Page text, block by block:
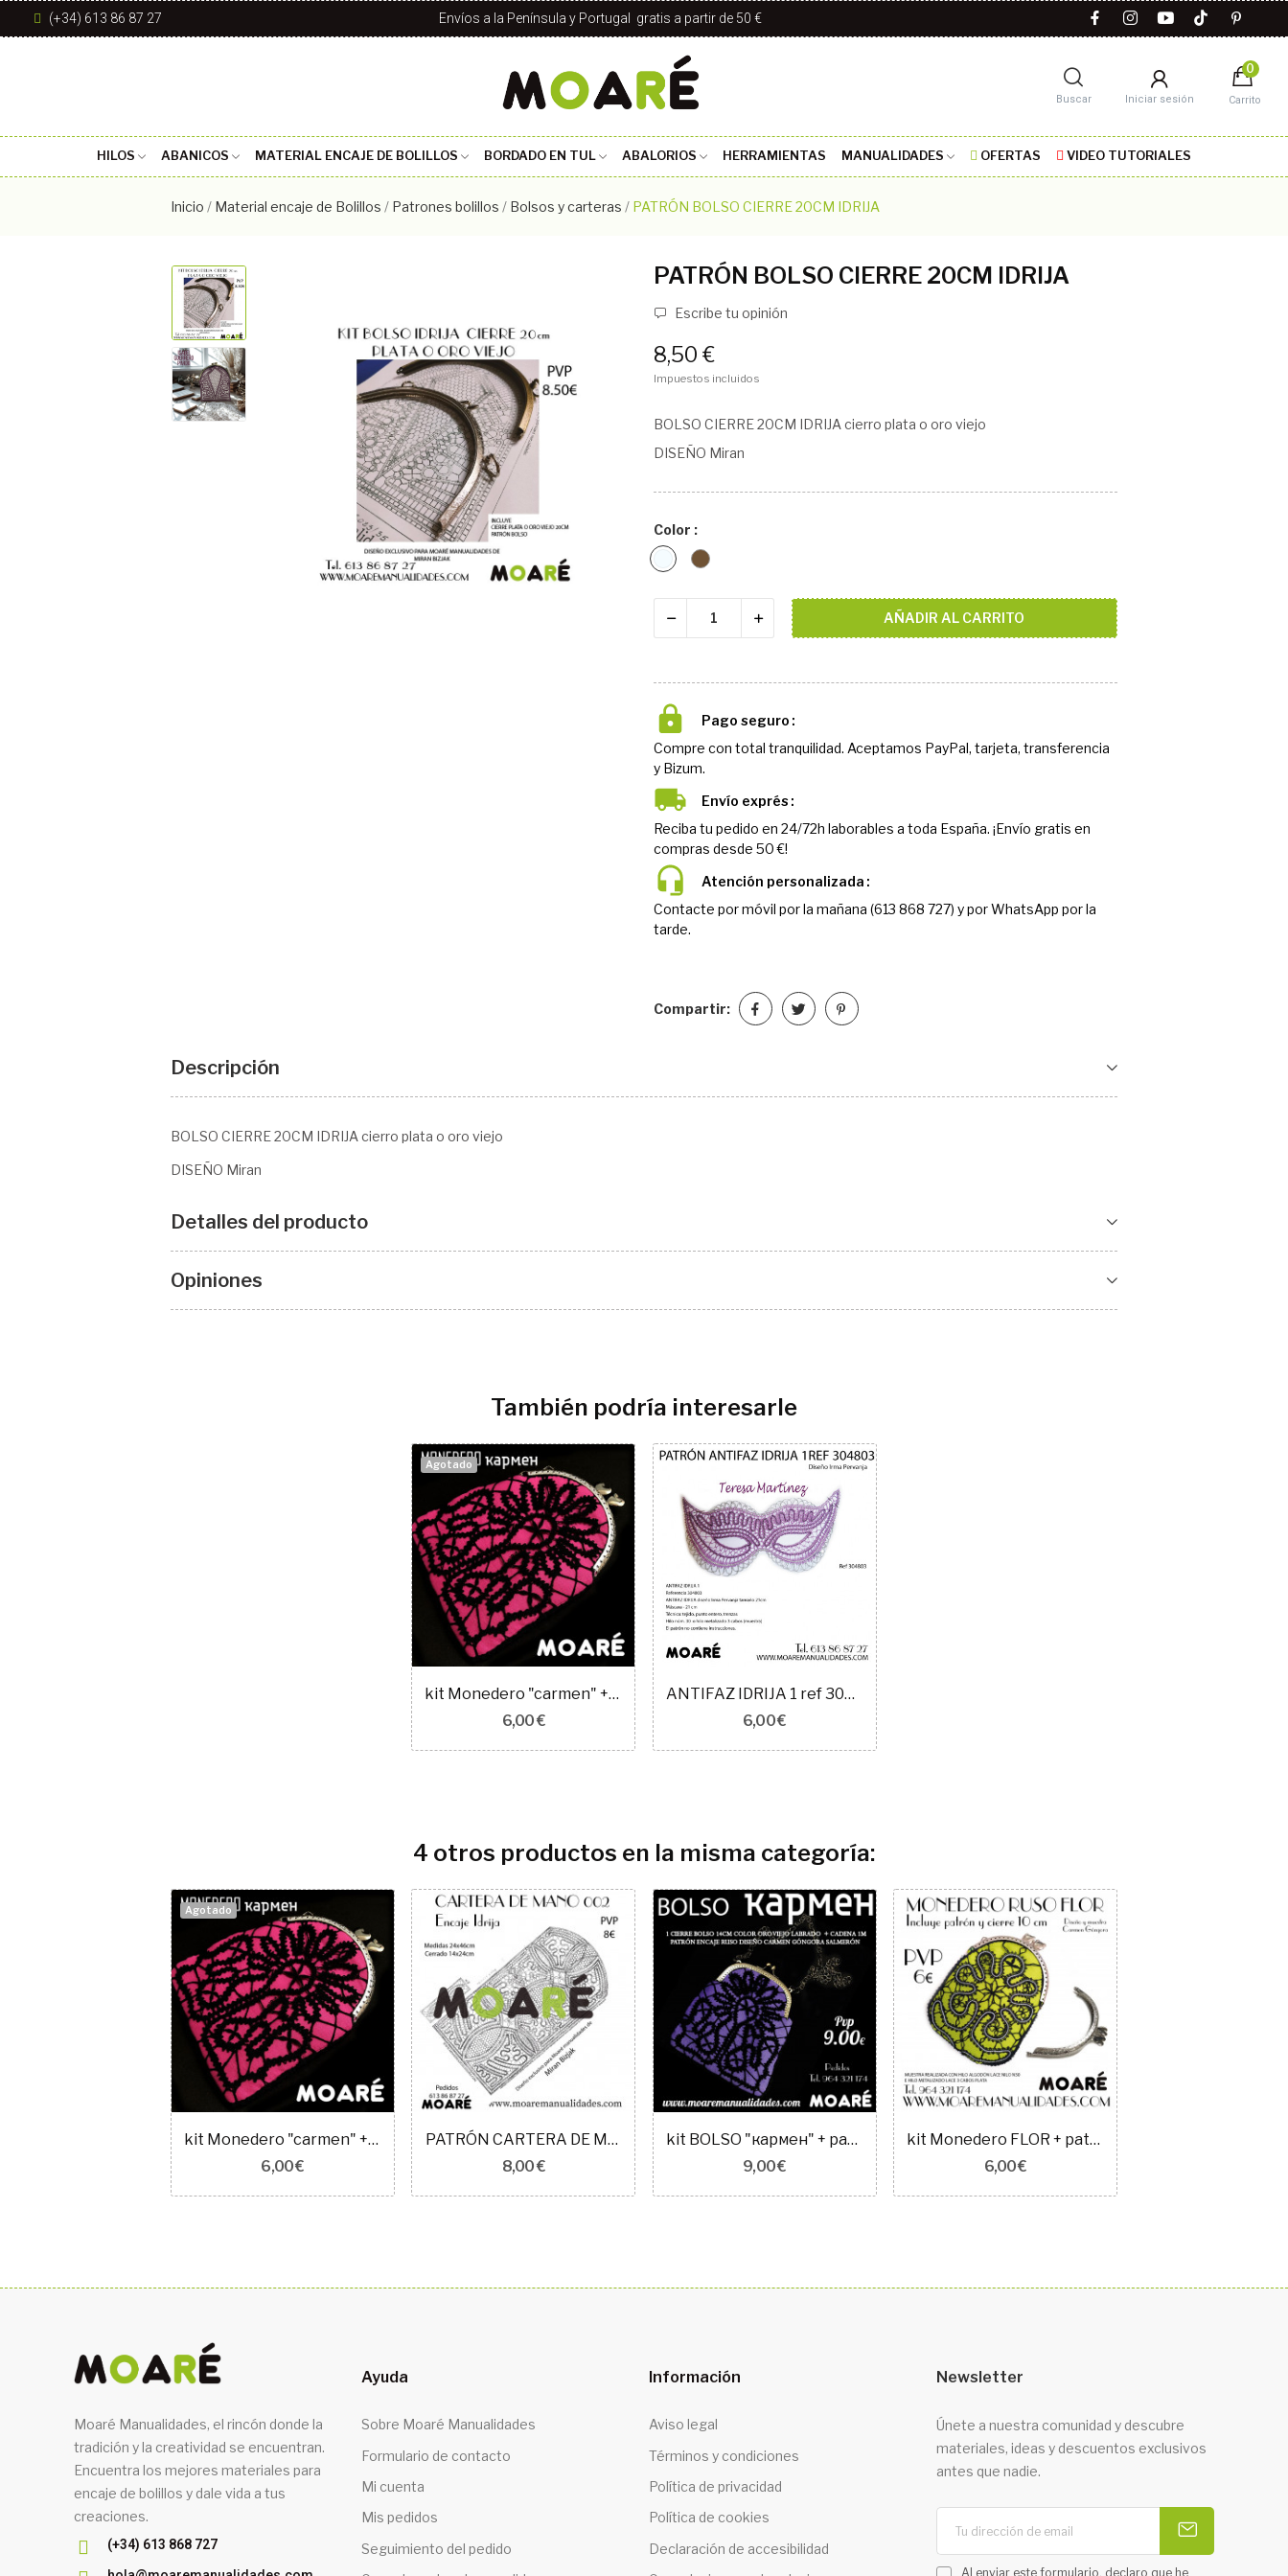
(+34) 613 86 87 27 Envíos a la Península y Portugal gratis a partir de 50 €
Buscar Iniciar sesión
0
Carrito
HILOS ABANICOS MATERIAL ENCAJE DE BOLILLOS BORDADO EN TUL ABALORIOS HERRAMIENTAS MANUALIDADES OFERTAS VIDEO TUTORIALES
Inicio Material encaje de Bolillos Patrones bolillos Bolsos y carteras PATRÓN BOLSO CIERRE 20CM IDRIJA
PATRÓN BOLSO CIERRE 20CM IDRIJA
Escribe tu opinión
8,50 €
Impuestos incluidos
BOLSO CIERRE 20CM IDRIJA cierro plata o oro viejo
DISEÑO Miran
Color :
Plata
oro
AÑADIR AL CARRITO
Pago seguro
Compre con total tranquilidad. Aceptamos PayPal, tarjeta, transferencia
y Bizum.
Envío exprés
Reciba tu pedido en 24/72h laborables a toda España. ¡Envío gratis en
compras desde 50 €!
Atención personalizada
Contacte por móvil por la mañana (613 868 727) y por WhatsApp por la
tarde.
Compartir:
Descripción
BOLSO CIERRE 20CM IDRIJA cierro plata o oro viejo
DISEÑO Miran
Detalles del producto
Opiniones
También podría interesarle
Agotado
kit Monedero "carmen" + patrón encaje ruso
6,00 €
ANTIFAZ IDRIJA 1 ref 304803
6,00 €
4 otros productos en la misma categoría:
Agotado
kit Monedero "carmen" + patrón encaje ruso
6,00 €
PATRÓN CARTERA DE MANO IDRIJA
8,00 €
kit BOLSO "кармен" + patrón encaje ruso
9,00 €
kit Monedero FLOR + patrón encaje ruso
6,00 €
Moaré Manualidades, el rincón donde la
tradición y la creatividad se encuentran.
Encuentra los mejores materiales para
encaje de bolillos y dale vida a tus
creaciones.
(+34) 613 868 727
Ayuda
Sobre Moaré Manualidades
Formulario de contacto
Mi cuenta
Mis pedidos
Seguimiento del pedido
Información
Aviso legal
Términos y condiciones
Política de privacidad
Política de cookies
Declaración de accesibilidad
Newsletter
Únete a nuestra comunidad y descubre
materiales, ideas y descuentos exclusivos
antes que nadie.
Al enviar este formulario, declaro que he